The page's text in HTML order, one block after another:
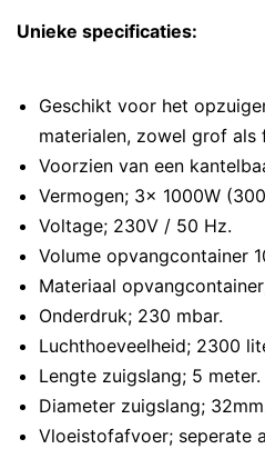
Unieke specificaties:
Geschikt voor het
materialen, zowel grof als
Voorzien van een
Vermogen; 3x 1000W
Voltage; 230V / 50 Hz.
Volume opvangcontainer
Materiaal
Onderdruk; 230 mbar.
Luchthoeveelheid; 2300
Lengte zuigslang; 5 meter.
Diameter zuigslang;
Vloeistofafvoer; seperate